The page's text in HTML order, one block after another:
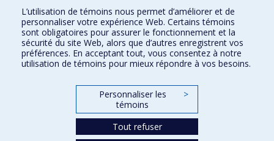
Inven_T
Consortium Santé Numérique
Place aux Premiers Peuples
L’utilisation de témoins nous permet d’améliorer et de
personnaliser votre expérience Web. Certains témoins
sont obligatoires pour assurer le fonctionnement et la
sécurité du site Web, alors que d’autres enregistrent vos
préférences. En acceptant tout, vous consentez à notre
utilisation de témoins pour mieux répondre à vos besoins.
Personnaliser les
témoins
>
Tout refuser